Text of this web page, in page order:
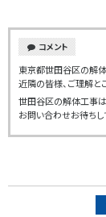
コメント
東京都世田谷区の解体
近隣の皆様、ご理解と
世田谷区の解体工事
お問い合わせお待ちし